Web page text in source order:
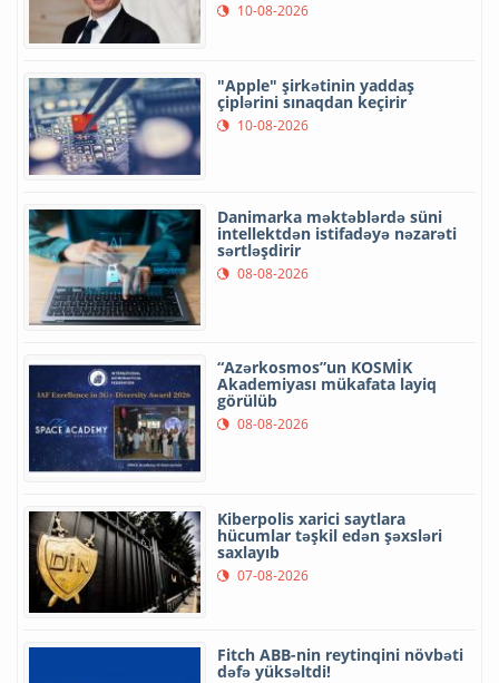
10-08-2026
"Apple" şirkətinin yaddaş
çiplərini sınaqdan keçirir
10-08-2026
Danimarka məktəblərdə süni
intellektdən istifadəyə nəzarəti
sərtləşdirir
08-08-2026
“Azərkosmos”un KOSMİK
Akademiyası mükafata layiq
görülüb
08-08-2026
Kiberpolis xarici saytlara
hücumlar təşkil edən şəxsləri
saxlayıb
07-08-2026
Fitch ABB-nin reytinqini növbəti
dəfə yüksəltdi!